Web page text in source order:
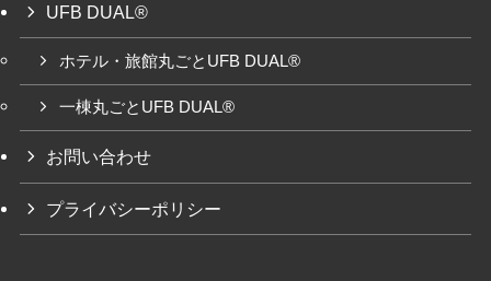
UFB DUAL®
ホテル・旅館丸ごとUFB DUAL®
一棟丸ごとUFB DUAL®
お問い合わせ
プライバシーポリシー